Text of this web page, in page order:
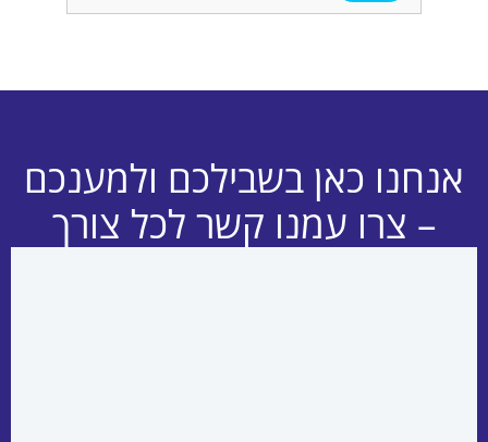
אנחנו כאן בשבילכם ולמענכם
– צרו עמנו קשר לכל צורך